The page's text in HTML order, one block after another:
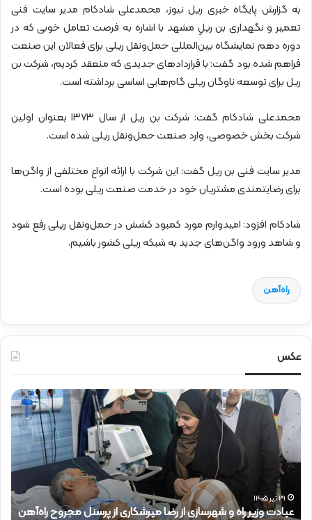
به گزارش پایگاه خبری ریل نیوز، محمدعلی شادکام مدیر سایت فنی
تعمیر و نگهداری بن ریلِ مشهد با اشاره به فرصت تعامل خوبی که در
دوره دهم نمایشگاه بین‌المللی حمل‌ونقل ریلی برای فعالان این صنعت
فراهم شده بود گفت: با قرارداد‌های جدیدی که منعقد کردیم، شرکت بن
ریل برای توسعه ناوگان ریلی گام‌هایی اساسی برداشته است.
محمدعلی شادکام گفت: شرکت بن ریل از سال ۱۳۷۳ بعنوان اولین
شرکت بخش خصوصی، وارد صنعت حمل‌ونقل ریلی شده است.
مدیر سایت فنی بن ریل گفت: این شرکت با ارائه انواع مختلفی از واگن‌ها
برای رضایتمندی مشتریان خود در خدمت صنعت ریلی بوده است.
شادکام افزود: امیدوارم مورد کمبود کشش در حمل‌ونقل ریلی رفع شود
و شاهد ورود واگن‌های جدید به شبکه ریلی کشور باشیم.
راه‌آهن
عکس
مجروح راه‌آهن
ح
ض
ر
د
ک
ذ
۱۵ تیر ۱۴۰۵